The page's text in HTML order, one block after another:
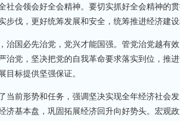
社会领会好全会精神。要切实抓好全会精神的
步伐，更好统筹发展和安全，统筹推进经济建
国必先治党，党兴才能国强。管党治党越有效
治党，坚决把党的自我革命要求落实到位，推
目标提供坚强保证。
前形势和任务，强调坚决实现全年经济社会发
济基本盘，巩固拓展经济回升向好势头。宏观